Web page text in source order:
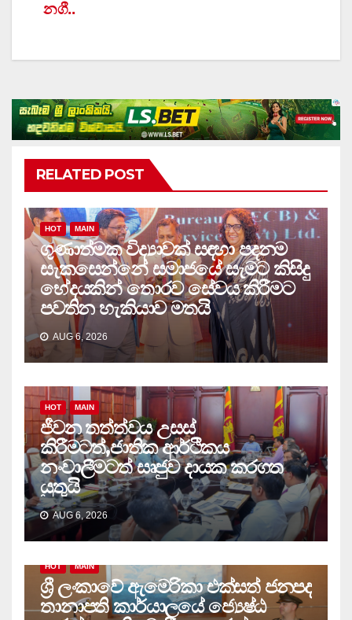
නගී..
RELATED POST
HOT MAIN
ගුණාත්මක විද්‍යාවක් සඳහා පදනම
සැකසෙන්නේ සමාජයේ සැමට කිසිදු
භේදයකින් තොරව සේවය කිරීමට
පවතින හැකියාව මතයි
AUG 6, 2026
HOT MAIN
ජීවන තත්ත්වය උසස්
කිරීමටත්,ජාතික ආර්ථිකය
නංවාලීමටත් සෘජුව දායක කරගත
යුතුයි
AUG 6, 2026
HOT MAIN
ශ්‍රී ලංකාවේ ඇමෙරිකා එක්සත් ජනපද
තානාපති කාර්යාලයේ ජ්‍යෙෂ්ඨ